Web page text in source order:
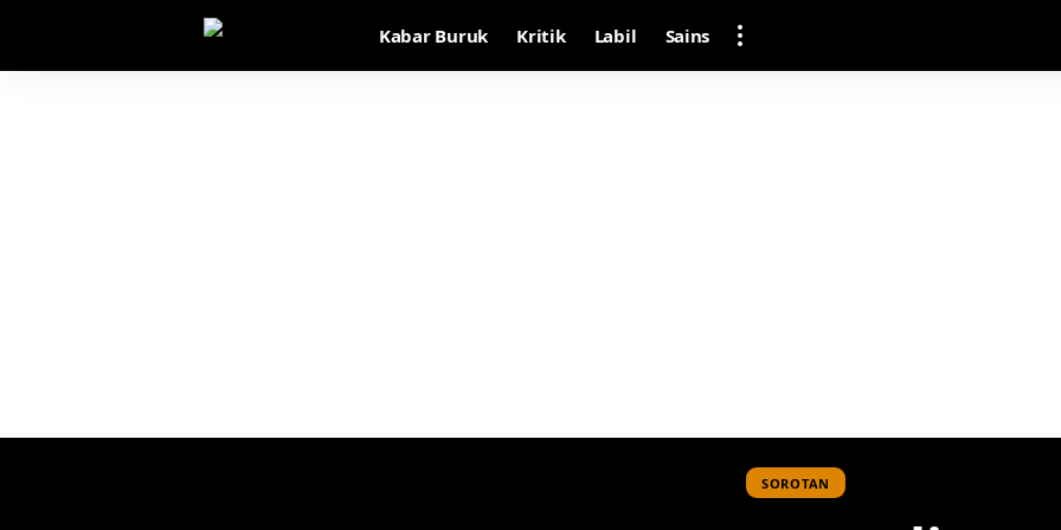
Kabar Buruk Kritik Labil Sains
SOROTAN